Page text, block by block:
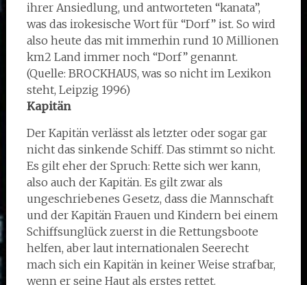
ihrer Ansiedlung, und antworteten “kanata”,
was das irokesische Wort für “Dorf” ist. So wird
also heute das mit immerhin rund 10 Millionen
km2 Land immer noch “Dorf” genannt.
(Quelle: BROCKHAUS, was so nicht im Lexikon
steht, Leipzig 1996)
Kapitän
Der Kapitän verlässt als letzter oder sogar gar
nicht das sinkende Schiff. Das stimmt so nicht.
Es gilt eher der Spruch: Rette sich wer kann,
also auch der Kapitän. Es gilt zwar als
ungeschriebenes Gesetz, dass die Mannschaft
und der Kapitän Frauen und Kindern bei einem
Schiffsunglück zuerst in die Rettungsboote
helfen, aber laut internationalen Seerecht
mach sich ein Kapitän in keiner Weise strafbar,
wenn er seine Haut als erstes rettet.